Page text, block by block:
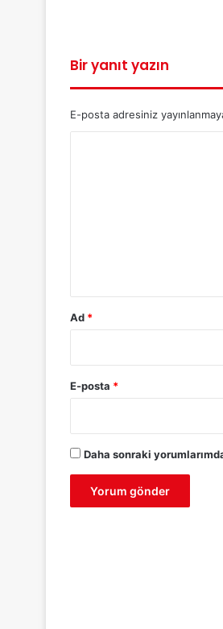
Bir yanıt yazın
E-posta adresiniz
Ad *
E-posta *
Daha sonraki